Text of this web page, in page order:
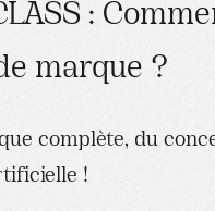
:
marque ?
complète, du
!